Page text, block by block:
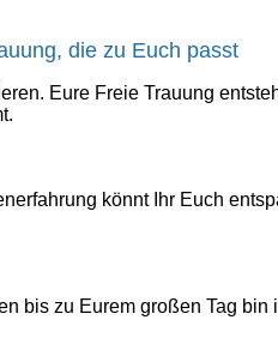
die zu Euch passt
Eure Freie Trauung
könnt Ihr Euch
bis zu Eurem großen Tag